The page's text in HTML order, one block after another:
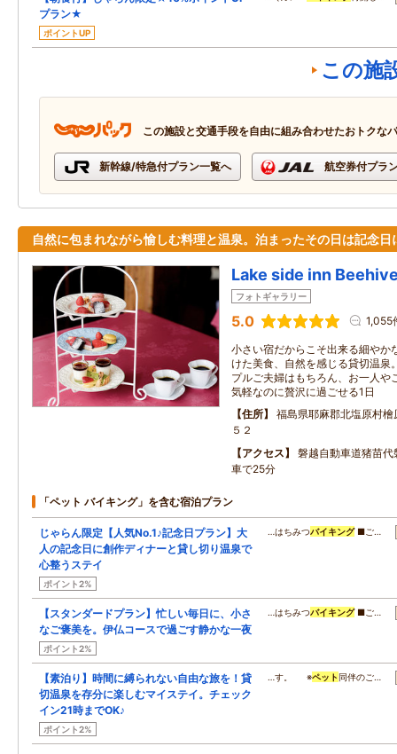
プラン★
ポイントUP
この施
この施設と交通手段を自由に組み合わせたおトクな
新幹線/特急付プラン一覧へ 航空券付プラ
自然に包まれながら愉しむ料理と温泉。泊まったその日は記念日
Lake side inn
フォトギャラリー
5.0 1,055
小さい宿だからこそ出来る細やか
けた美食、自然を感じる貸切温泉
プルご夫婦はもちろん、お一人や
気軽なのに贅沢に過ごせる1日
住所
福島県耶麻郡北塩原村
５２
アクセス
磐越自動車道猪苗
車で25分
「ペット バイキング」を含む宿泊プラン
じゃらん限定【人気No.1♪記念日プラン】大
人の記念日に創作ディナーと貸し切り温泉で
心整うステイ
ポイント2%
…はちみつバイキング■ご…
【スタンダードプラン】忙しい毎日に、小さ
なご褒美を。伊仏コースで過ごす静かな一夜
ポイント2%
…はちみつバイキング■ご…
【素泊り】時間に縛られない自由な旅を！貸
切温泉を存分に楽しむマイステイ。チェック
イン21時までOK♪
ポイント2%
…す。 ※ペット 同伴のご…